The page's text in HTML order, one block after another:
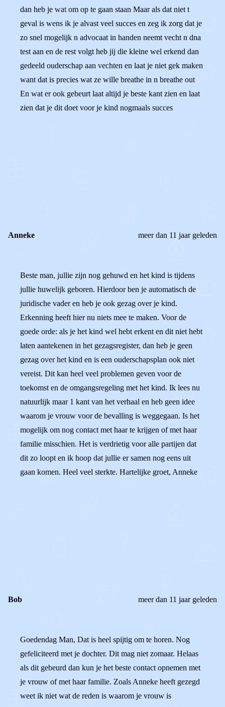
dan heb je wat om op te gaan staan Maar als dat niet t
geval is wens ik je alvast veel succes en zeg ik zorg dat je
zo snel mogelijk n advocaat in handen neemt vecht n dna
test aan en de rest volgt heb jij die kleine wel erkend dan
gedeeld ouderschap aan vechten en laat je niet gek maken
want dat is precies wat ze wille breathe in n breathe out
En wat er ook gebeurt laat altijd je beste kant zien en laat
zien dat je dit doet voor je kind nogmaals succes
Anneke meer dan 11 jaar geleden
Beste man, jullie zijn nog gehuwd en het kind is tijdens
jullie huwelijk geboren. Hierdoor ben je automatisch de
juridische vader en heb je ook gezag over je kind.
Erkenning heeft hier nu niets mee te maken. Voor de
goede orde: als je het kind wel hebt erkent en dit niet hebt
laten aantekenen in het gezagsregister, dan heb je geen
gezag over het kind en is een ouderschapsplan ook niet
vereist. Dit kan heel veel problemen geven voor de
toekomst en de omgangsregeling met het kind. Ik lees nu
natuurlijk maar 1 kant van het verhaal en heb geen idee
waarom je vrouw voor de bevalling is weggegaan. Is het
mogelijk om nog contact met haar te krijgen of met haar
familie misschien. Het is verdrietig voor alle partijen dat
dit zo loopt en ik hoop dat jullie er samen nog eens uit
gaan komen. Heel veel sterkte. Hartelijke groet, Anneke
Bob meer dan 11 jaar geleden
Goedendag Man, Dat is heel spijtig om te horen. Nog
gefeliciteerd met je dochter. Dit mag niet zomaar. Helaas
als dit gebeurd dan kun je het beste contact opnemen met
je vrouw of met haar familie. Zoals Anneke heeft gezegd
weet ik niet wat de reden is waarom je vrouw is